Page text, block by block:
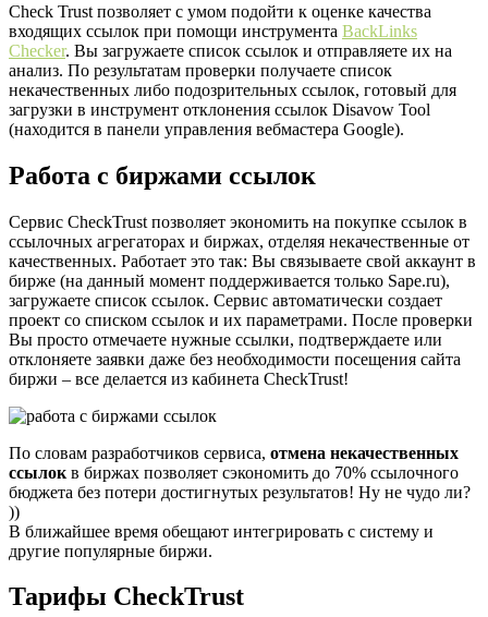
Check Trust позволяет с умом подойти к оценке качества
входящих ссылок при помощи инструмента BackLinks
Checker. Вы загружаете список ссылок и отправляете их на
анализ. По результатам проверки получаете список
некачественных либо подозрительных ссылок, готовый для
загрузки в инструмент отклонения ссылок Disavow Tool
(находится в панели управления вебмастера Google).
Работа с биржами ссылок
Сервис CheckTrust позволяет экономить на покупке ссылок в
ссылочных агрегаторах и биржах, отделяя некачественные от
качественных. Работает это так: Вы связываете свой аккаунт в
бирже (на данный момент поддерживается только Sape.ru),
загружаете список ссылок. Сервис автоматически создает
проект со списком ссылок и их параметрами. После проверки
Вы просто отмечаете нужные ссылки, подтверждаете или
отклоняете заявки даже без необходимости посещения сайта
биржи – все делается из кабинета CheckTrust!
По словам разработчиков сервиса, отмена некачественных
ссылок в биржах позволяет сэкономить до 70% ссылочного
бюджета без потери достигнутых результатов! Ну не чудо ли?
))
В ближайшее время обещают интегрировать с систему и
другие популярные биржи.
Тарифы CheckTrust